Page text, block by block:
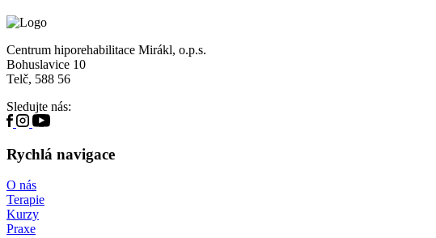
Centrum hiporehabilitace Mirákl, o.p.s.
Bohuslavice 10
Telč, 588 56
Sledujte nás:
Rychlá navigace
O nás
Terapie
Kurzy
Praxe